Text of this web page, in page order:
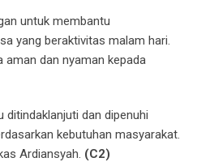
untuk membantu
yang beraktivitas malam hari.
aman dan nyaman kepada
ditindaklanjuti dan dipenuhi
kebutuhan masyarakat.
Ardiansyah. (C2)